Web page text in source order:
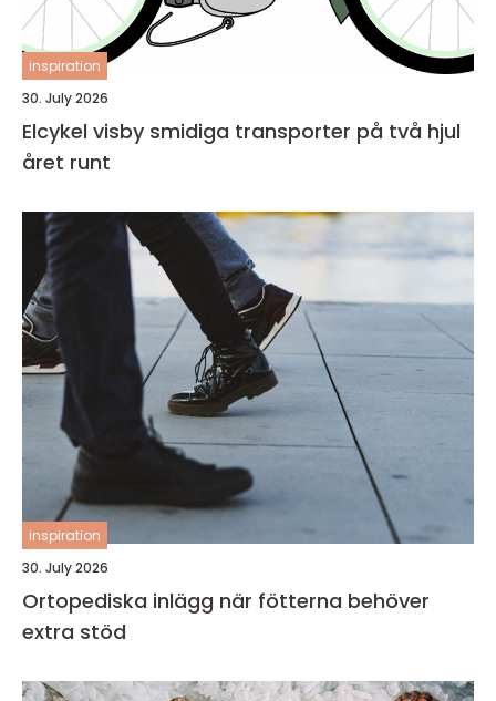
inspiration
30. July 2026
Elcykel visby smidiga transporter på två hjul
året runt
inspiration
30. July 2026
Ortopediska inlägg när fötterna behöver
extra stöd